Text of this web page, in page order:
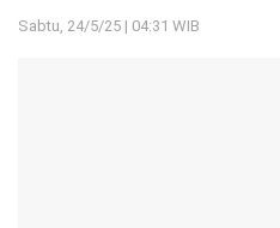
Sabtu, 24/5/25 | 04:31 WIB